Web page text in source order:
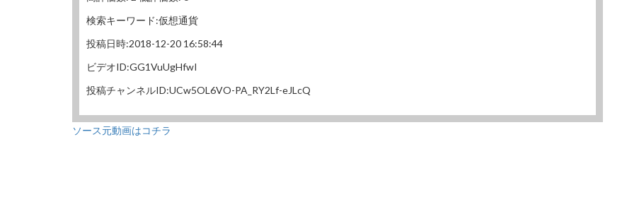
検索キーワード:仮想通貨
投稿日時:2018-12-20 16:58:44
ビデオID:GG1VuUgHfwI
投稿チャンネルID:UCw5OL6VO-PA_RY2Lf-eJLcQ
ソース元動画はコチラ